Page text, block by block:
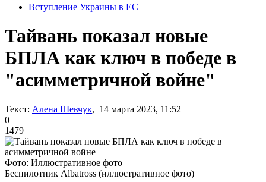
Вступление Украины в ЕС
Тайвань показал новые
БПЛА как ключ в победе в
"асимметричной войне"
Текст: Алена Шевчук, 14 марта 2023, 11:52
0
1479
Фото: Иллюстративное фото
Беспилотник Albatross (иллюстративное фото)